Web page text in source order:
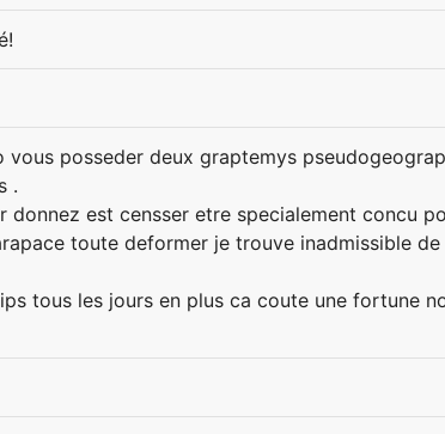
posseder deux graptemys
.
est censser etre specialement concu
toute deformer je trouve inadmissible de
tous les jours en plus ca coute une fortune